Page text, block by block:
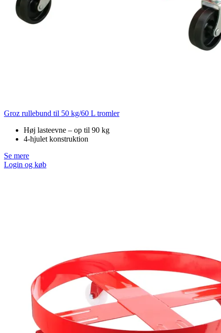
Groz rullebund til 50 kg/60 L tromler
Høj lasteevne – op til 90 kg
4-hjulet konstruktion
Se mere
Login og køb